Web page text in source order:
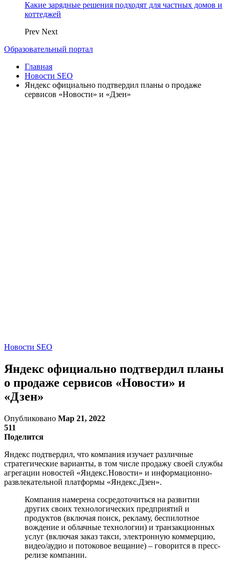
Какие зарядные решения подходят для частных домов и
коттеджей
Prev Next
Образовательный портал
Главная
Новости SEO
Яндекс официально подтвердил планы о продаже
сервисов «Новости» и «Дзен»
Новости SEO
Яндекс официально подтвердил планы
о продаже сервисов «Новости» и
«Дзен»
Опубликовано Мар 21, 2022
511
Поделится
Яндекс подтвердил, что компания изучает различные
стратегические варианты, в том числе продажу своей службы
агрегации новостей «Яндекс.Новости» и информационно-
развлекательной платформы «Яндекс.Дзен».
Компания намерена сосредоточиться на развитии
других своих технологических предприятий и
продуктов (включая поиск, рекламу, беспилотное
вождение и облачные технологии) и транзакционных
услуг (включая заказ такси, электронную коммерцию,
видео/аудио и потоковое вещание) – говорится в пресс-
релизе компании.